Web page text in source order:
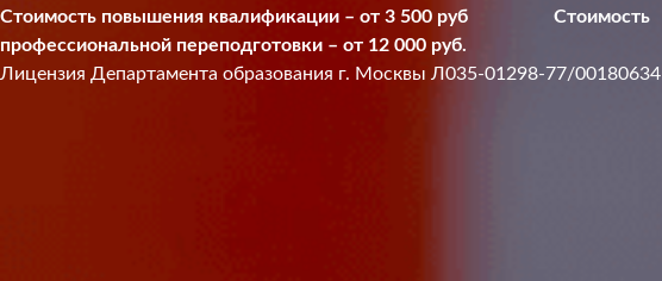
Стоимость повышения квалификации – от 3 500 руб Стоимость
профессиональной переподготовки – от 12 000 руб.
Лицензия Департамента образования г. Москвы Л035-01298-77/00180634